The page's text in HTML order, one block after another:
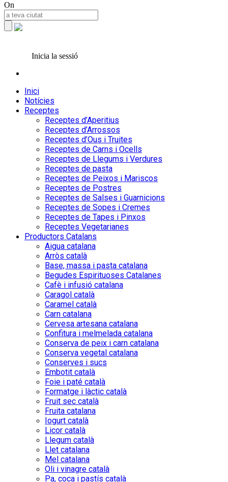
On
Inicia la sessió
Inici
Notícies
Receptes
Receptes d’Aperitius
Receptes d’Arrossos
Receptes d’Ous i Truites
Receptes de Carns i Ocells
Receptes de Llegums i Verdures
Receptes de pasta
Receptes de Peixos i Mariscos
Receptes de Postres
Receptes de Salses i Guarnicions
Receptes de Sopes i Cremes
Receptes de Tapes i Pinxos
Receptes Vegetarianes
Productors Catalans
Aigua catalana
Arròs català
Base, massa i pasta catalana
Begudes Espirituoses Catalanes
Cafè i infusió catalana
Caragol català
Caramel català
Carn catalana
Cervesa artesana catalana
Confitura i melmelada catalana
Conserva de peix i carn catalana
Conserva vegetal catalana
Conserves i sucs
Embotit català
Foie i paté català
Formatge i làctic català
Fruit sec català
Fruita catalana
Iogurt català
Licor català
Llegum català
Llet catalana
Mel catalana
Oli i vinagre català
Pa, coca i pastís català